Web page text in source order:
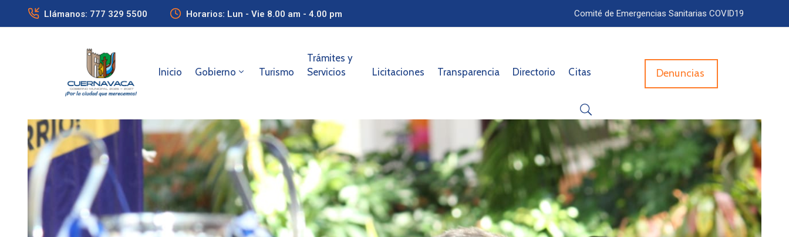
Llámanos: 777 329 5500 Horarios: Lun - Vie 8.00 am - 4.00 pm Comité de Emergencias Sanitarias COVID19
Inicio Gobierno Turismo
Trámites y
Servicios
Licitaciones Transparencia Directorio Citas Denuncias